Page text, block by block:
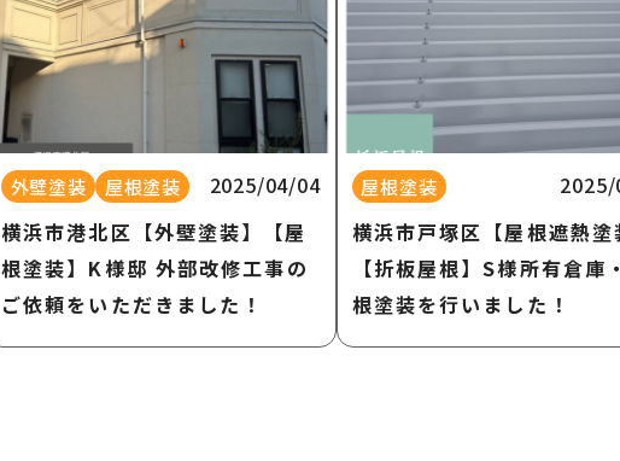
外壁塗装 屋根塗装
2025/04/04
横浜市港北区【外壁塗装】【屋
根塗装】K様邸 外部改修工事の
ご依頼をいただきました！
屋根塗装
横浜市戸塚区【屋根遮熱塗
【折板屋根】S様所有倉庫
根塗装を行いました！